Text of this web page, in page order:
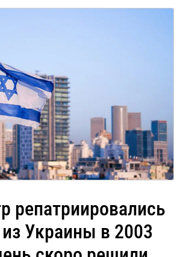
репатриировались
Украины в 2003